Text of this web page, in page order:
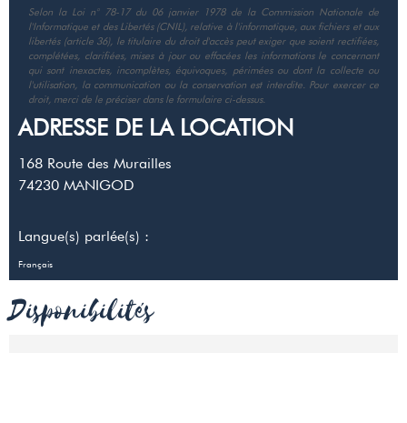
Selon la Loi n° 78-17 du 06 janvier 1978 de la Commission Nationale de
l'Informatique et des Libertés (CNIL), relative à l'informatique, aux fichiers et aux
libertés (article 36), le titulaire du droit d'accès peut exiger que soient rectifiées,
complétées, clarifiées, mises à jour ou effacées les informations le concernant
qui sont inexactes, incomplètes, équivoques, périmées ou dont la collecte ou
l'utilisation, la communication ou la conservation est interdite. Pour exercer ce
droit, merci de le préciser dans le formulaire ci-dessus.
ADRESSE DE LA LOCATION
168 Route des Murailles
74230 MANIGOD
Langue(s) parlée(s) :
Français
Disponibilités